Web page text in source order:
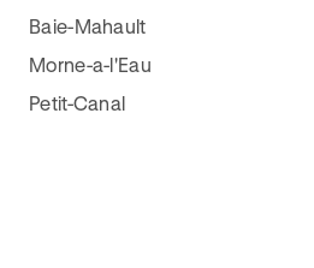
Baie-Mahault
Morne-a-l'Eau
Petit-Canal